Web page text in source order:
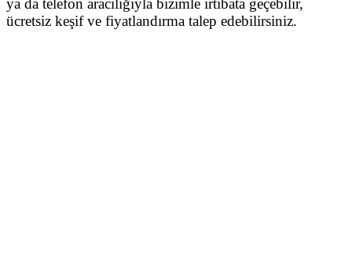
ya da telefon aracılığıyla bizimle irtibata geçebilir,
ücretsiz keşif ve fiyatlandırma talep edebilirsiniz.